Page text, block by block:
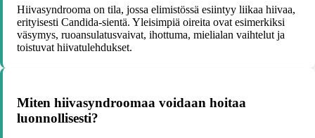
Hiivasyndrooma on tila, jossa elimistössä esiintyy liikaa hiivaa,
erityisesti Candida-sientä. Yleisimpiä oireita ovat esimerkiksi
väsymys, ruoansulatusvaivat, ihottuma, mielialan vaihtelut ja
toistuvat hiivatulehdukset.
Miten hiivasyndroomaa voidaan hoitaa
luonnollisesti?